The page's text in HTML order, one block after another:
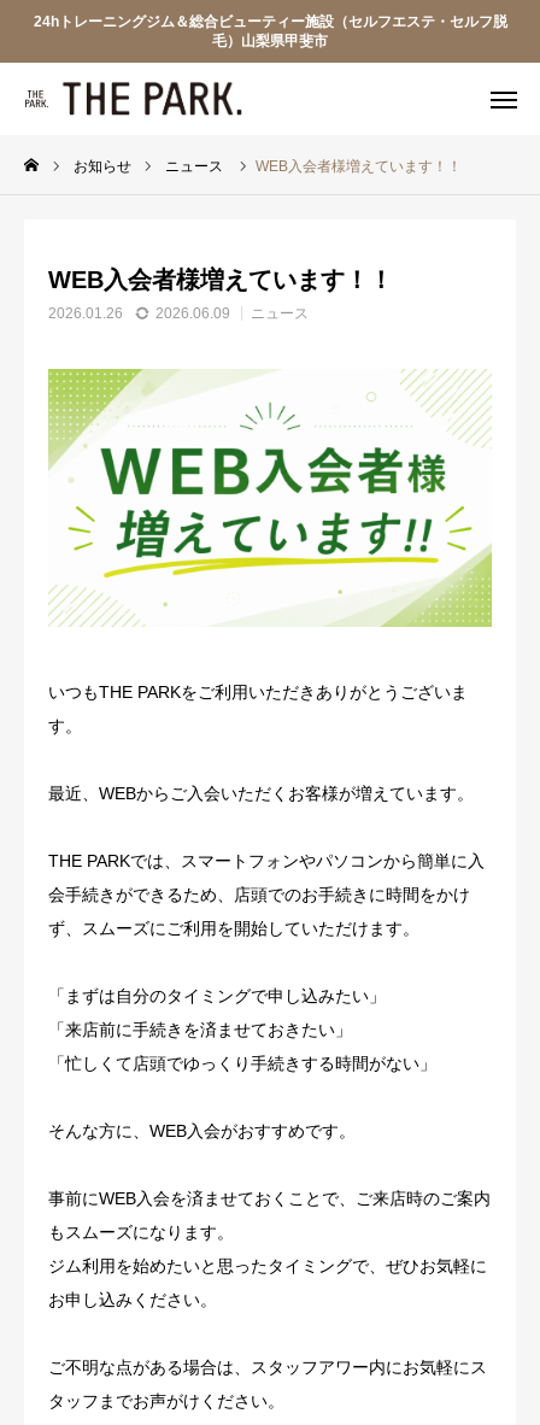
24hトレーニングジム＆総合ビューティー施設（セルフエステ・セルフ脱
毛）山梨県甲斐市
お知らせ ニュース WEB入会者様増えています！！
WEB入会者様増えています！！
2026.01.26 2026.06.09 ニュース
いつもTHE PARKをご利用いただきありがとうございま
す。
最近、WEBからご入会いただくお客様が増えています。
THE PARKでは、スマートフォンやパソコンから簡単に入
会手続きができるため、店頭でのお手続きに時間をかけ
ず、スムーズにご利用を開始していただけます。
「まずは自分のタイミングで申し込みたい」
「来店前に手続きを済ませておきたい」
「忙しくて店頭でゆっくり手続きする時間がない」
そんな方に、WEB入会がおすすめです。
事前にWEB入会を済ませておくことで、ご来店時のご案内
もスムーズになります。
ジム利用を始めたいと思ったタイミングで、ぜひお気軽に
お申し込みください。
ご不明な点がある場合は、スタッフアワー内にお気軽にス
タッフまでお声がけください。
WEB入会
友達追加 見学予約
プラン・料金
見学申込
WARP BIKE